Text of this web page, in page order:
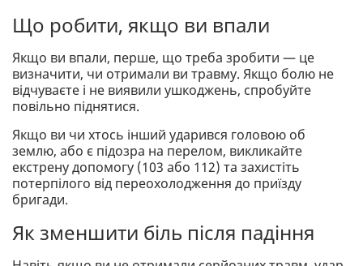
Що робити, якщо ви впали
Якщо ви впали, перше, що треба зробити — це
визначити, чи отримали ви травму. Якщо болю не
відчуваєте і не виявили ушкоджень, спробуйте
повільно піднятися.
Якщо ви чи хтось інший ударився головою об
землю, або є підозра на перелом, викликайте
екстрену допомогу (103 або 112) та захистіть
потерпілого від переохолодження до приїзду
бригади.
Як зменшити біль після падіння